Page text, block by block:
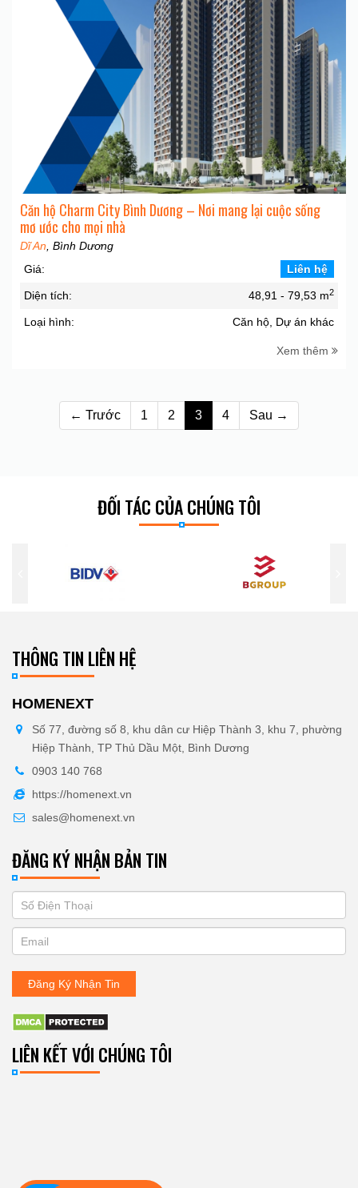
Căn hộ Charm City Bình Dương – Nơi mang lại cuộc sống
mơ ước cho mọi nhà
Dĩ An , Bình Dương
Giá:
Liên hệ
Diện tích: 48,91 - 79,53 m2
Loại hình: Căn hộ, Dự án khác
Xem thêm
← Trước 1 2 3 4 Sau →
ĐỐI TÁC CỦA CHÚNG TÔI
THÔNG TIN LIÊN HỆ
HOMENEXT
Số 77, đường số 8, khu dân cư Hiệp Thành 3, khu 7, phường
Hiệp Thành, TP Thủ Dầu Một, Bình Dương
0903 140 768
https://homenext.vn
sales@homenext.vn
ĐĂNG KÝ NHẬN BẢN TIN
ĐĂNG
KÝ
NHẬN
BẢN
TIN
you
are
human,
leave
this
blank.
Đăng Ký Nhận Tin
LIÊN KẾT VỚI CHÚNG TÔI